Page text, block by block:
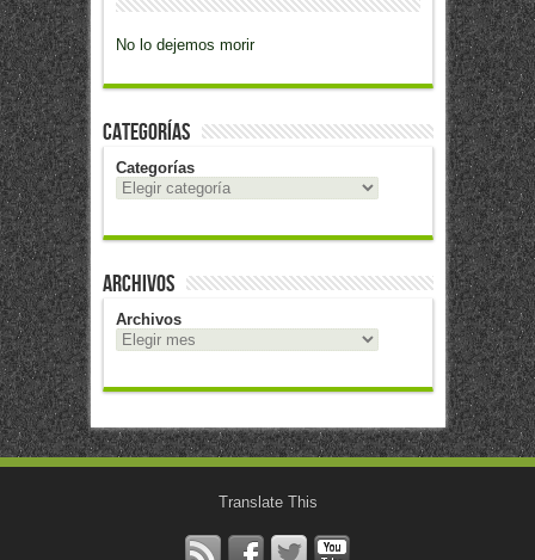
No lo dejemos morir
Categorías
Categorías
Archivos
Archivos
Translate This